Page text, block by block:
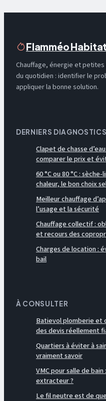
Flamméo Habitat
Chauffage, énergie et petites
du quotidien : identifier le
appliquer la bonne solution.
DERNIERS DIAGNOSTICS
Clapet de chasse
comparer le prix et
60 °C ou 80 °C :
chaleur, le bon choix
Meilleur chauffage
l’usage et la sécurité
Chauffage collectif :
et recours des
Charges de location :
bail
À CONSULTER
Batievol plomberie et
des devis réellement
Quartiers à éviter à
vraiment savoir
VMC pour salle de
extracteur ?
Le fil neutre est de